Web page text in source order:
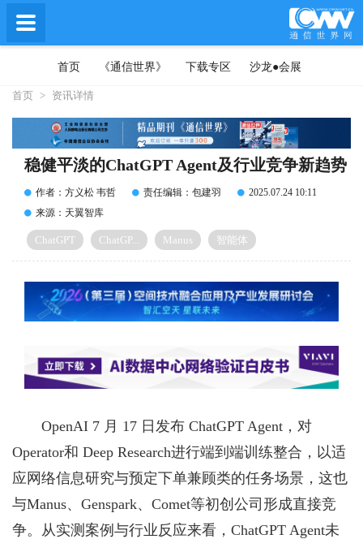
首页 《通信世界》 下载专区 沙龙●会展
首页 > 资讯详情
稳健平淡的ChatGPT Agent及行业竞争新趋势
作者：方义松 韦哲 责任编辑：包建羽
2025.07.24 10:11
来源：天翼智库
ChatGPT ChatGP... Manus 智能体
OpenAI 7 月 17 日发布 ChatGPT Agent，对
Operator和 Deep Research进行端到端训练整合，以适
应网络信息研究与预定下单兼顾类的任务场景，这也
与Manus、Genspark、Comet等初创公司形成直接竞
争。从实测案例与行业反应来看，ChatGPT Agent未